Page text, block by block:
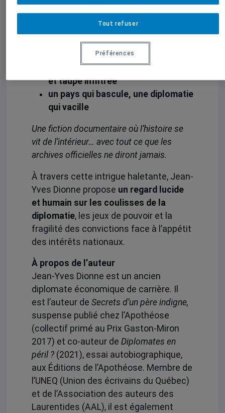
en pleine transition vers le capitalisme :
vente des réacteurs CANDU
romance interdite et tensions
diplomatiques
complots, fraudes, jeux d’influence
et taupe infiltrée
un pays qui bascule, une diplomatie
qui vacille
Une fiction documentaire où l’histoire se
vit de l’intérieur… avec tout ce que les
archives officielles ne diront jamais.
À travers cette intrigue haletante, Jean-
Yves Dionne propose un regard lucide
et humain sur les coulisses de la
diplomatie, les jeux de pouvoir et la
fragilité des convictions face à l’appétit
des intérêts nationaux.
À propos de l’auteur
Jean-Yves Dionne est un ancien
diplomate économique de carrière. Il
est l’auteur de Secrets d’un père indigne,
suspense publié chez l’Apothéose
(collectif primé au Prix Gaston-Miron
2017) et co-auteur de Diplomates en
péril ?(2021), essai autobiographique,
aux Éditions de l’Apothéose. Membre de
l’UNEQ (Union des écrivains du Québec)
et de l’Association des auteurs des
Laurentides (AAL), il est également
Tout refuser
Préférences